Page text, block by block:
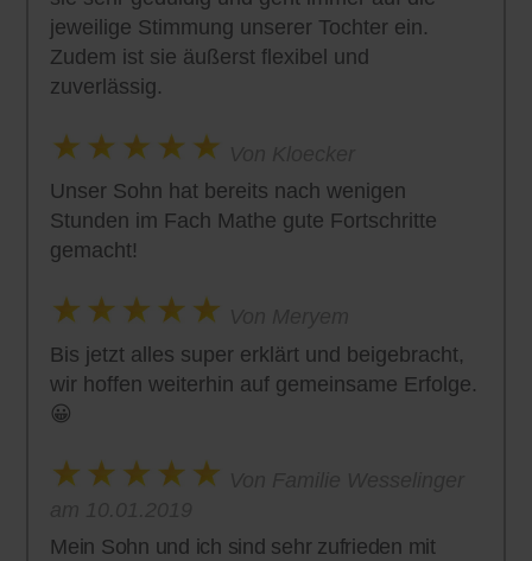
jeweilige Stimmung unserer Tochter ein.
Zudem ist sie äußerst flexibel und
zuverlässig.
Unser Sohn hat bereits nach wenigen
Stunden im Fach Mathe gute Fortschritte
gemacht!
Bis jetzt alles super erklärt und beigebracht,
wir hoffen weiterhin auf gemeinsame Erfolge.
😀
Mein Sohn und ich sind sehr zufrieden mit